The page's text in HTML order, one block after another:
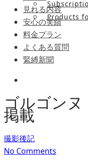
Products
見れる内容
安心の実績
料金プラン
よくある質問
緊縛新聞
ゴルゴンヌ
掲載
撮影後記
No Comments